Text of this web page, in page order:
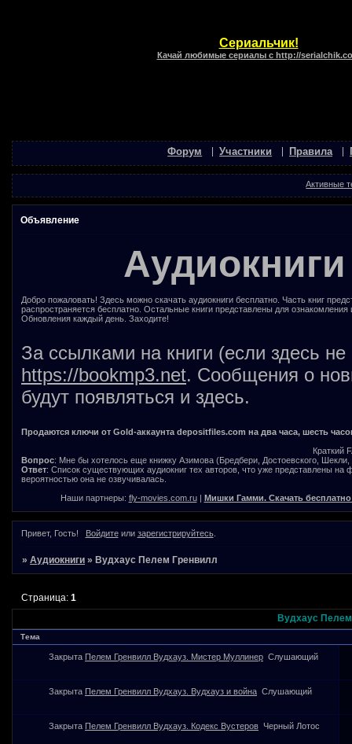
Сериальчик!
Качай любимые сериалы с http://
Форум Участники Правила
Активные
Объявление
Добро пожаловать! Здесь можно скачать аудиокниги бесплатно. Часть книг
распространяется бесплатно. Остальные книги представлены для
Обновления каждый день. Заходите!
За ссылками на книги (если здесь
https://bookmp3.net. Сообщения о
будут появляться и здесь.
Продаются ключи от Gold-аккаунта depositfiles.com на два часа, шесть
Краткий
Вопрос: Мне бы хотелось еще книжку Азимова (Бредбери, Достоевского, Шекли,
Ответ: Список существующих аудиокниг тех авторов, что уже представлены на
вероятностью она не озвучивалась.
Наши партнеры: fly-movies.com.ru| Мишки Гамми. Скачать
Привет, Гость! Войдитеили зарегистрируйтесь.
»Аудиокниги » Вудхаус Пелем Гренвилл
Вудхаус
Страница:1
Тема
Закрыта Пелем Гренвилл Вудхауз. Мистер Муллинер Слушающий
Закрыта Пелем Гренвилл Вудхауз. Вудхауз и война Слушающий
Закрыта Пелем Гренвилл Вудхауз. Кодекс Вустеров Черный Лотос